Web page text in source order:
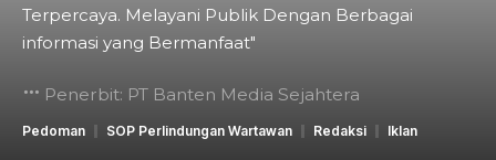
Terpercaya. Melayani Publik Dengan Berbagai
informasi yang Bermanfaat"
Penerbit: PT Banten Media Sejahtera
Pedoman SOP Perlindungan Wartawan Redaksi Iklan